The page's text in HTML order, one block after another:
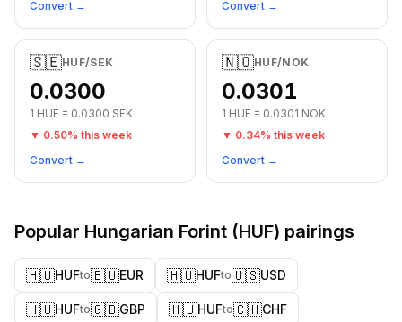
Convert → Convert →
🇸🇪HUF/SEK
0.0300
1 HUF = 0.0300 SEK
▼ 0.50% this week
Convert →
🇳🇴HUF/NOK
0.0301
1 HUF = 0.0301 NOK
▼ 0.34% this week
Convert →
Popular Hungarian Forint (HUF) pairings
🇭🇺HUFto🇪🇺EUR 🇭🇺HUFto🇺🇸USD
🇭🇺HUFto🇬🇧GBP 🇭🇺HUFto🇨🇭CHF